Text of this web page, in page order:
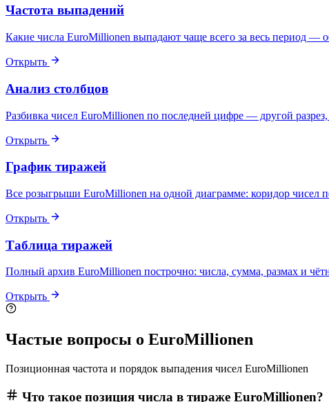
Частота выпадений
Какие числа EuroMillionen выпадают чаще всего за весь период —
Открыть
Анализ столбцов
Разбивка чисел EuroMillionen по последней цифре — другой
Открыть
График тиражей
Все розыгрыши EuroMillionen на одной диаграмме: коридор чисел
Открыть
Таблица тиражей
Полный архив EuroMillionen построчно: числа, сумма, размах и
Открыть
Частые вопросы о EuroMillionen
Позиционная частота и порядок выпадения чисел EuroMillionen
Что такое позиция числа в тираже EuroMillionen?